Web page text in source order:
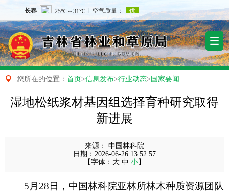
 您所在的位置： 首页>信息发布>行业动态> 国家要闻
湿地松纸浆材基因组选择育种研究取得
新进展
来源：
中国林科院
日期： 2026-06-26 13:52:57
【字体： 大 中 小】
5月28日，中国林科院亚林所林木种质资源团队